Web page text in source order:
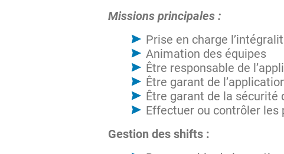
Missions principales :
Prise en charge
Animation des équipes
Être responsable de
Être garant de
Être garant de la
Effectuer ou contrôler les
Gestion des shifts :